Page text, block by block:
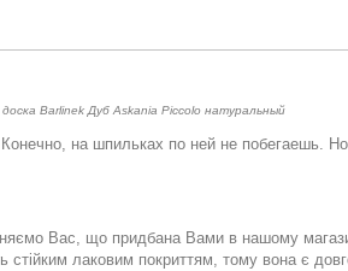
Barlinek Дуб Askania Piccolo натуральный
на шпильках по ней не побегаешь.
Вас, що придбана Вами в нашому
стійким лаковим покриттям, тому вона є